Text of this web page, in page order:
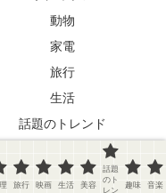
動物
家電
旅行
生活
話題のトレンド
めネット
旅行 映画 生活 美容
話題
のト
レン
趣味 音楽